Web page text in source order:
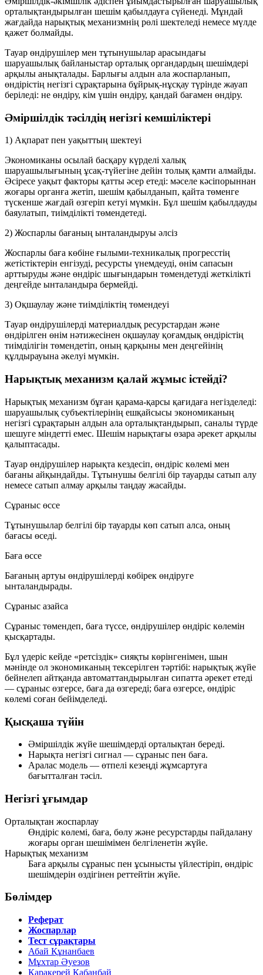
орталықтандырылған шешім қабылдауға сүйенеді. Мұндай
жағдайда нарықтық механизмнің рөлі шектеледі немесе мүлде
қажет болмайды.
Тауар өндірушілер мен тұтынушылар арасындағы
шаруашылық байланыстар орталық органдардың шешімдері
арқылы анықталады. Барлығы алдын ала жоспарланып,
өндірістің негізгі сұрақтарына бұйрық-нұсқау түрінде жауап
беріледі: не өндіру, кім үшін өндіру, қандай бағамен өндіру.
Әміршілдік тәсілдің негізгі кемшіліктері
1) Ақпарат пен уақыттың шектеуі
Экономиканы осылай басқару күрделі халық
шаруашылығының ұсақ-түйегіне дейін толық қамти алмайды.
Әсіресе уақыт факторы қатты әсер етеді: мәселе кәсіпорыннан
жоғары органға жетіп, шешім қабылданып, қайта төменге
түскенше жағдай өзгеріп кетуі мүмкін. Бұл шешім қабылдауды
баяулатып, тиімділікті төмендетеді.
2) Жоспарлы бағаның ынталандыруы әлсіз
Жоспарлы баға көбіне ғылыми-техникалық прогресстің
жетістіктерін енгізуді, ресурсты үнемдеуді, өнім сапасын
арттыруды және өндіріс шығындарын төмендетуді жеткілікті
деңгейде ынталандыра бермейді.
3) Оқшаулау және тиімділіктің төмендеуі
Тауар өндірушілерді материалдық ресурстардан және
өндірілген өнім нәтижесінен оқшаулау қоғамдық өндірістің
тиімділігін төмендетіп, оның қарқыны мен деңгейінің
құлдырауына әкелуі мүмкін.
Нарықтық механизм қалай жұмыс істейді?
Нарықтық механизм бұған қарама-қарсы қағидаға негізделеді:
шаруашылық субъектілерінің ешқайсысы экономиканың
негізгі сұрақтарын алдын ала орталықтандырып, саналы түрде
шешуге міндетті емес. Шешім нарықтағы өзара әрекет арқылы
қалыптасады.
Тауар өндірушілер нарықта кездесіп, өндіріс көлемі мен
бағаны айқындайды. Тұтынушы белгілі бір тауарды сатып алу
немесе сатып алмау арқылы таңдау жасайды.
Сұраныс өссе
Тұтынушылар белгілі бір тауарды көп сатып алса, оның
бағасы өседі.
Баға өссе
Бағаның артуы өндірушілерді көбірек өндіруге
ынталандырады.
Сұраныс азайса
Сұраныс төмендеп, баға түссе, өндірушілер өндіріс көлемін
қысқартады.
Бұл үдеріс кейде «ретсіздік» сияқты көрінгенімен, шын
мәнінде ол экономиканың тексерілген тәртібі: нарықтық жүйе
бейнелеп айтқанда автоматтандырылған сипатта әрекет етеді
— сұраныс өзгерсе, баға да өзгереді; баға өзгерсе, өндіріс
көлемі соған бейімделеді.
Қысқаша түйін
Әміршілдік жүйе шешімдерді орталықтан береді.
Нарықта негізгі сигнал — сұраныс пен баға.
Аралас модель — өтпелі кезеңді жұмсартуға
бағытталған тәсіл.
Негізгі ұғымдар
Орталықтан жоспарлау
Өндіріс көлемі, баға, бөлу және ресурстарды пайдалану
жоғары орган шешімімен белгіленетін жүйе.
Нарықтық механизм
Баға арқылы сұраныс пен ұсынысты үйлестіріп, өндіріс
шешімдерін өздігінен реттейтін жүйе.
Бөлімдер
Реферат
Жоспарлар
Тест сұрақтары
Абай Құнанбаев
Мұхтар Әуезов
Қаракерей Қабанбай